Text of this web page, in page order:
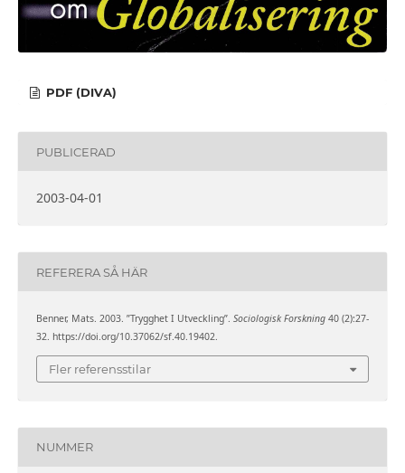
PDF (DIVA)
PUBLICERAD
2003-04-01
REFERERA SÅ HÄR
Benner, Mats. 2003. ”Trygghet I Utveckling”. Sociologisk Forskning40 (2):27-
32. https://doi.org/10.37062/sf.40.19402.
Fler referensstilar
NUMMER